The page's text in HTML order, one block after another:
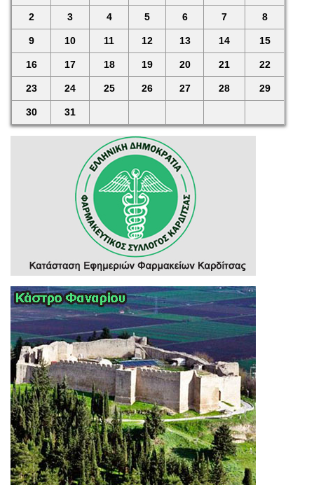
2 3 4 5 6 7 8
9 10 11 12 13 14 15
16 17 18 19 20 21 22
23 24 25 26 27 28 29
30 31